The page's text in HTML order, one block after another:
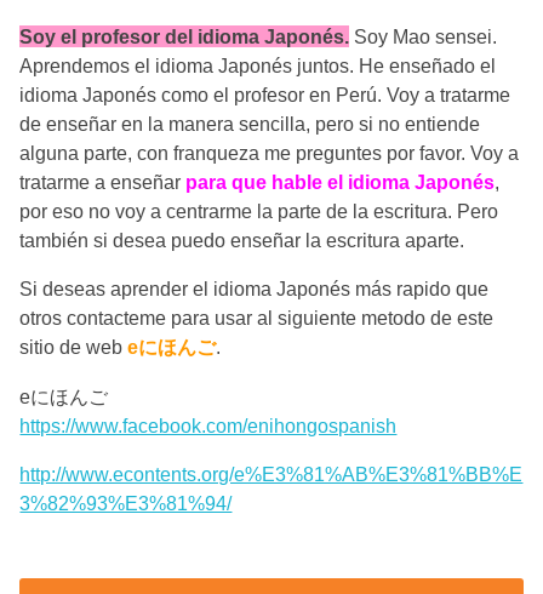
Soy el profesor del idioma Japonés. Soy Mao sensei.
Aprendemos el idioma Japonés juntos. He enseñado el
idioma Japonés como el profesor en Perú. Voy a tratarme
de enseñar en la manera sencilla, pero si no entiende
alguna parte, con franqueza me preguntes por favor. Voy a
tratarme a enseñar para que hable el idioma Japonés,
por eso no voy a centrarme la parte de la escritura. Pero
también si desea puedo enseñar la escritura aparte.
Si deseas aprender el idioma Japonés más rapido que
otros contacteme para usar al siguiente metodo de este
sitio de webeにほんご.
eにほんご
https://www.facebook.com/enihongospanish
http://www.econtents.org/e%E3%81%AB%E3%81%BB%E
3%82%93%E3%81%94/